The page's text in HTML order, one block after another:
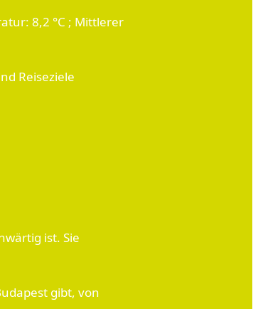
8,2 °C ; Mittlerer
Reiseziele
ist. Sie
gibt, von